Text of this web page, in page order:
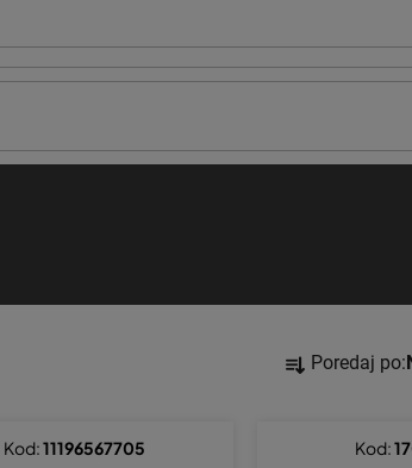
S
o Poredaj po:
Kod:11196567705 Kod: